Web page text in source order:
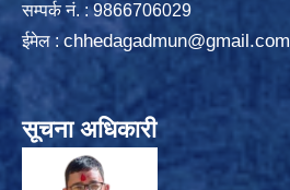
सम्पर्क न‌ं. : 9866706029
ईमेल : chhedagadmun@gmail.com
सूचना अधिकारी